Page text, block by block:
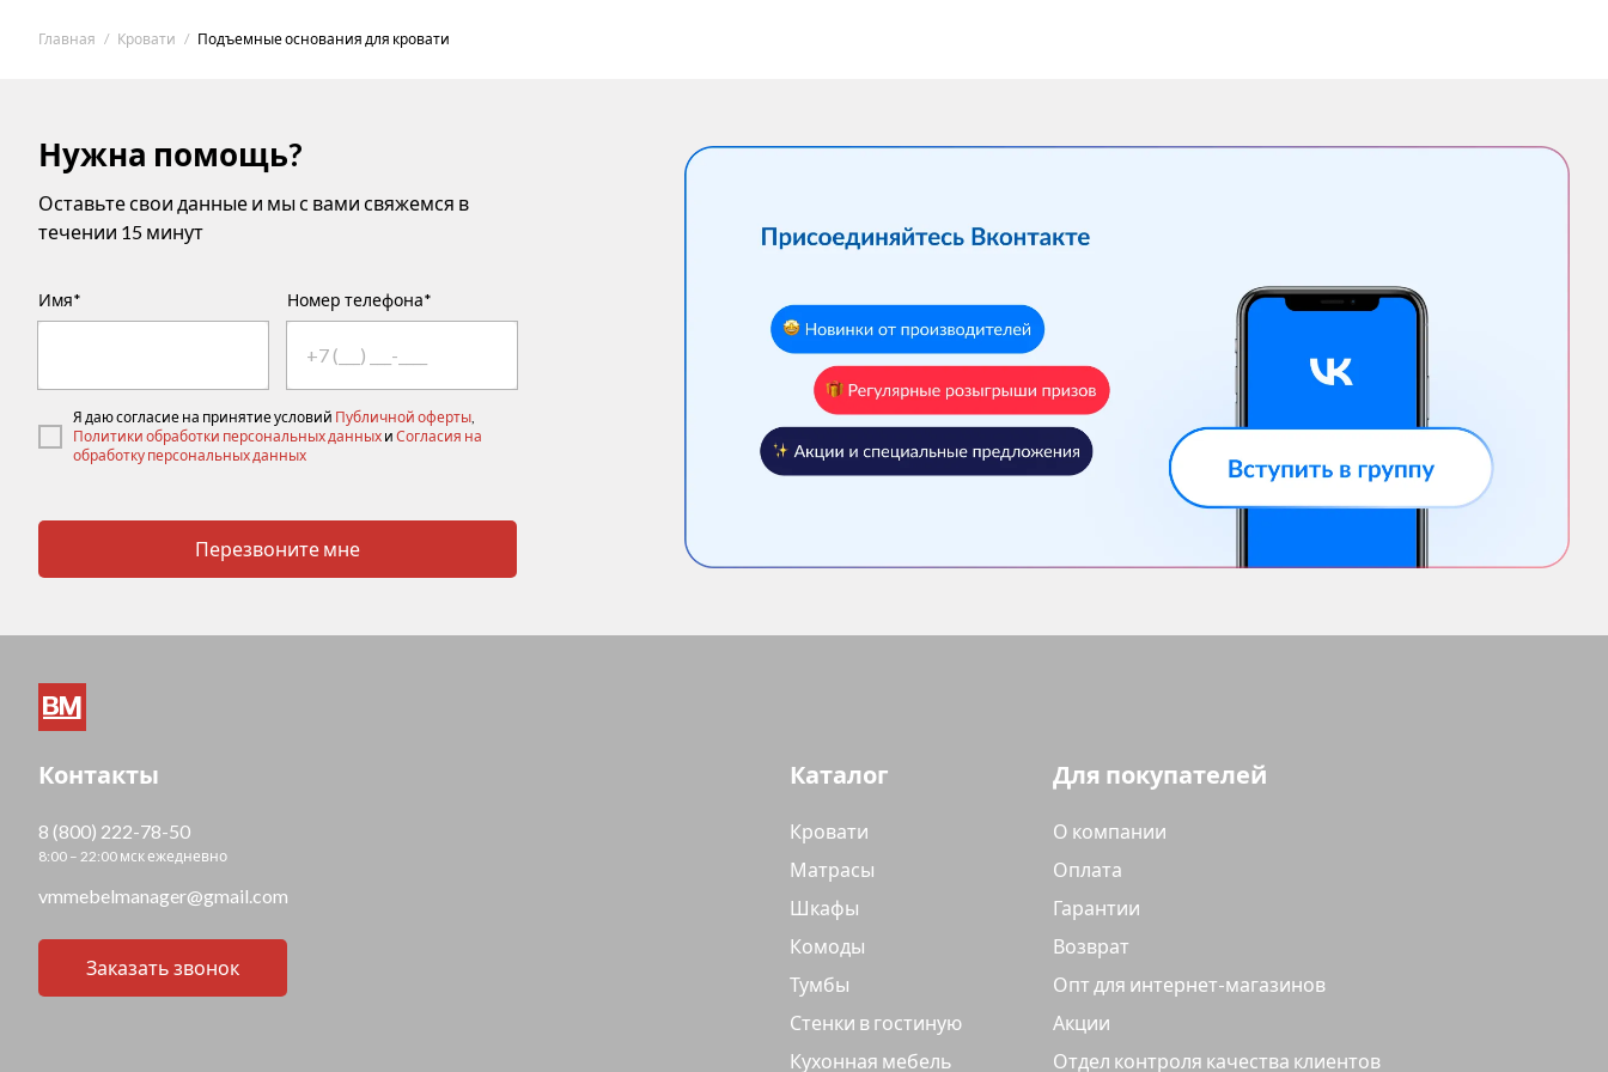
Главная Кровати Подъемные основания для кровати
Нужна помощь?
Оставьте свои данные и мы с вами свяжемся в
течении 15 минут
Имя* Номер телефона*
Я даю согласие на принятие условий Публичной оферты,
Политики обработки персональных данных и Согласия на
обработку персональных данных
Перезвоните мне
Контакты
8 (800) 222-78-50
8:00 – 22:00 мск ежедневно
vmmebelmanager@gmail.com
Заказать звонок
Каталог
Кровати
Матрасы
Шкафы
Комоды
Тумбы
Стенки в гостиную
Кухонная мебель
Для покупателей
О компании
Оплата
Гарантии
Возврат
Опт для интернет-магазинов
Акции
Отдел контроля качества клиентов